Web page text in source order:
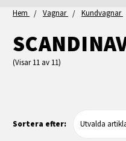
Hem Vagnar Kundvagnar
(Visar 11 av 11)
Sortera efter: